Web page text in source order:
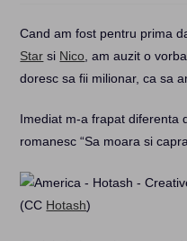
Cand am fost pentru prima
Star si Nico , am auzit o
doresc sa fii milionar, ca sa
Imediat m-a frapat diferenta
romanesc “Sa moara si
(CC Hotash)